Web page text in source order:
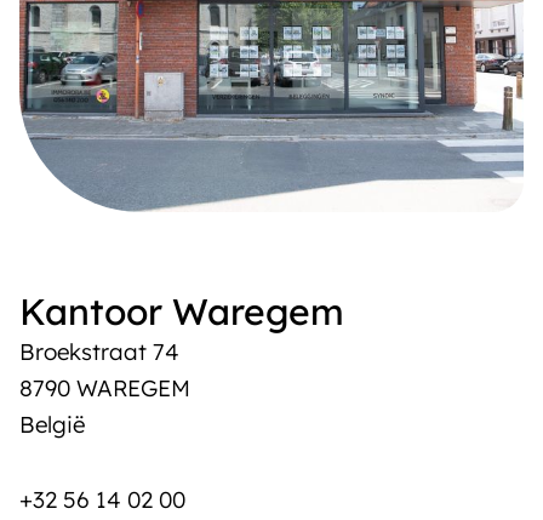
Kantoor Waregem
Broekstraat 74
8790 WAREGEM
België
+32 56 14 02 00